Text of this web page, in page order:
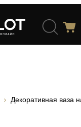
Декоративная ваза